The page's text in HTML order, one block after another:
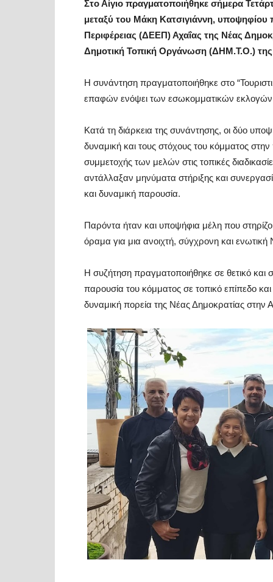
Στο Αίγιο πραγματοποιήθηκε σήμερα
μεταξύ του Μάκη Κατσιγιάννη, υποψηφίου
Περιφέρειας (ΔΕΕΠ) Αχαΐας της Νέας
Δημοτική Τοπική Οργάνωση (ΔΗΜ.Τ.Ο.) της
Η συνάντηση πραγματοποιήθηκε στο
επαφών ενόψει των εσωκομματικών εκλογών
Κατά τη διάρκεια της συνάντησης, οι δύο
δυναμική και τους στόχους του κόμματος
συμμετοχής των μελών στις τοπικές
αντάλλαξαν μηνύματα στήριξης και
και δυναμική παρουσία.
Παρόντα ήταν και υποψήφια μέλη που
όραμα για μια ανοιχτή, σύγχρονη και
Η συζήτηση πραγματοποιήθηκε σε θετικό και
παρουσία του κόμματος σε τοπικό επίπεδο
δυναμική πορεία της Νέας Δημοκρατίας στην